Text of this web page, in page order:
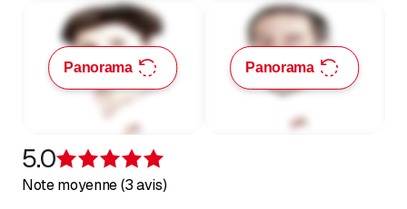
Panorama Panorama
5.0
Note moyenne (3 avis)